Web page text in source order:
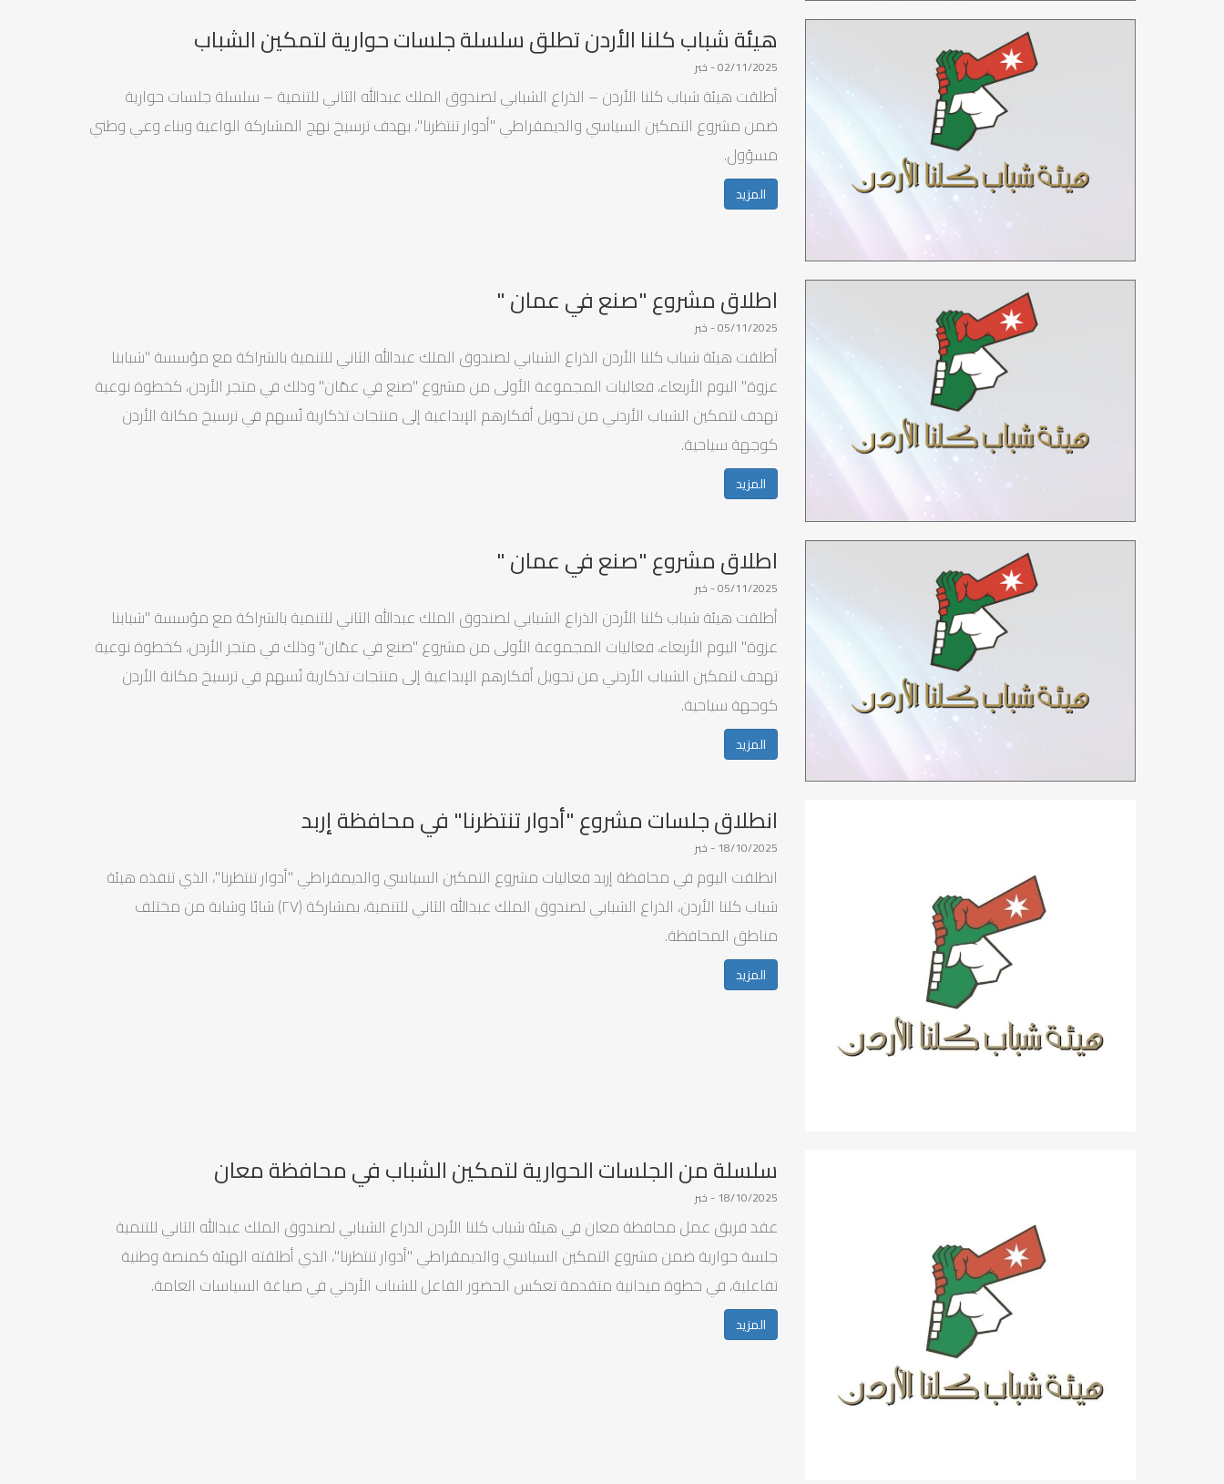
هيئة شباب كلنا الأردن تطلق سلسلة جلسات حوارية لتمكين الشباب
02/11/2025 - خبر
أطلقت هيئة شباب كلنا الأردن – الذراع الشبابي لصندوق الملك عبدالله الثاني للتنمية – سلسلة جلسات حوارية
ضمن مشروع التمكين السياسي والديمقراطي "أدوار تنتظرنا"، بهدف ترسيخ نهج المشاركة الواعية وبناء وعي وطني
مسؤول.
المزيد
اطلاق مشروع "صنع في عمان "
05/11/2025 - خبر
أطلقت هيئة شباب كلنا الأردن الذراع الشبابي لصندوق الملك عبدالله الثاني للتنمية بالشراكة مع مؤسسة "شبابنا
عزوة" اليوم الأربعاء، فعاليات المجموعة الأولى من مشروع "صنع في عمّان" وذلك في متجر الأردن، كخطوة نوعية
تهدف لتمكين الشباب الأردني من تحويل أفكارهم الإبداعية إلى منتجات تذكارية تُسهم في ترسيخ مكانة الأردن
كوجهة سياحية.
المزيد
اطلاق مشروع "صنع في عمان "
05/11/2025 - خبر
أطلقت هيئة شباب كلنا الأردن الذراع الشبابي لصندوق الملك عبدالله الثاني للتنمية بالشراكة مع مؤسسة "شبابنا
عزوة" اليوم الأربعاء، فعاليات المجموعة الأولى من مشروع "صنع في عمّان" وذلك في متجر الأردن، كخطوة نوعية
تهدف لتمكين الشباب الأردني من تحويل أفكارهم الإبداعية إلى منتجات تذكارية تُسهم في ترسيخ مكانة الأردن
كوجهة سياحية.
المزيد
انطلاق جلسات مشروع "أدوار تنتظرنا" في محافظة إربد
18/10/2025 - خبر
انطلقت اليوم في محافظة إربد فعاليات مشروع التمكين السياسي والديمقراطي "أدوار تنتظرنا"، الذي تنفذه هيئة
شباب كلنا الأردن، الذراع الشبابي لصندوق الملك عبدالله الثاني للتنمية، بمشاركة (٢٧) شابًا وشابة من مختلف
مناطق المحافظة.
المزيد
سلسلة من الجلسات الحوارية لتمكين الشباب في محافظة معان
18/10/2025 - خبر
عقد فريق عمل محافظة معان في هيئة شباب كلنا الأردن الذراع الشبابي لصندوق الملك عبدالله الثاني للتنمية
جلسة حوارية ضمن مشروع التمكين السياسي والديمقراطي "أدوار تنتظرنا"، الذي أطلقته الهيئة كمنصة وطنية
تفاعلية، في خطوة ميدانية متقدمة تعكس الحضور الفاعل للشباب الأردني في صياغة السياسات العامة.
المزيد